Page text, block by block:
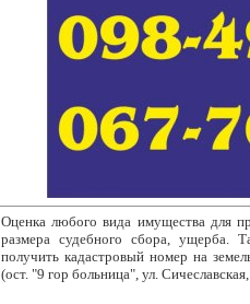
Оценка любого вида имущества для
размера судебного сбора, ущерба.
получить кадастровый номер на
(ост. "9 гор больница", ул.